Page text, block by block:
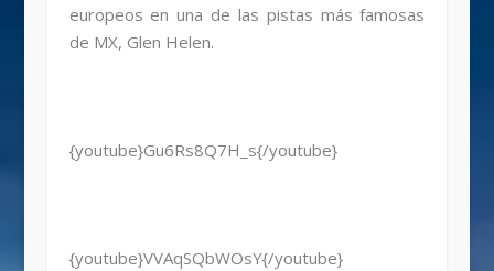
europeos en una de las pistas más famosas
de MX, Glen Helen.
{youtube}Gu6Rs8Q7H_s{/youtube}
{youtube}VVAqSQbWOsY{/youtube}